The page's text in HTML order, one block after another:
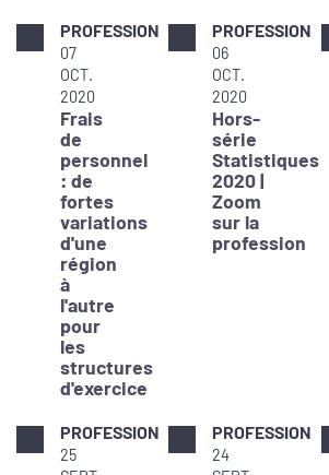
PROFESSION
07
OCT.
2020
Frais
de
personnel
: de
fortes
variations
d'une
région
à
l'autre
pour
les
structures
d'exercice
PROFESSION
06
OCT.
2020
Hors-
série
Statistiques
2020 |
Zoom
sur la
profession
PROFESSION
25
PROFESSION
24